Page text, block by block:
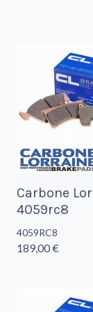
Carbone
4059rc8
4059RC8
189,00 €